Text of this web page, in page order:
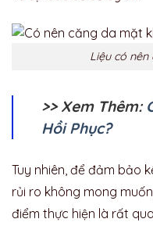
Liệu có
>> Xem Thêm:
Hồi Phục?
Tuy nhiên, để đảm bảo
rủi ro không mong
điểm thực hiện là rất